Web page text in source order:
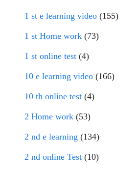
1 st e learning video (155)
1 st Home work (73)
1 st online test (4)
10 e learning video (166)
10 th online test (4)
2 Home work (53)
2 nd e learning (134)
2 nd online Test (10)